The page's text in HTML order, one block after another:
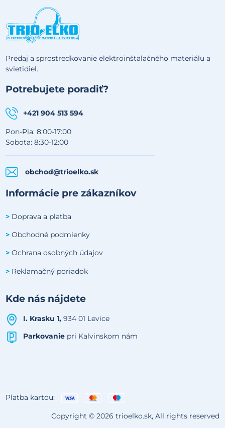
Predaj a sprostredkovanie elektroinštalačného materiálu a
svietidiel.
Potrebujete poradiť?
+421 904 513 594
Pon-Pia: 8:00-17:00
Sobota: 8:30-12:00
obchod@trioelko.sk
Informácie pre zákazníkov
> Doprava a platba
> Obchodné podmienky
> Ochrana osobných údajov
> Reklamačný poriadok
Kde nás nájdete
I. Krasku 1,934 01 Levice
Parkovanie pri Kalvinskom nám
Platba kartou:
Copyright © 2026 trioelko.sk, All rights reserved